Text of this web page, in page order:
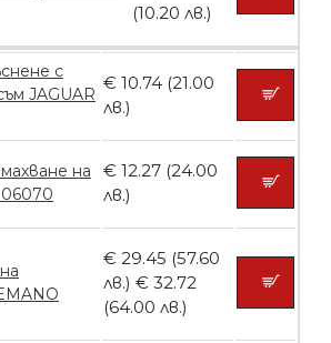
Пила тип ренде
Пила тип ренде 2в1
(10.20 лв.)
€ 10.74 (21.00
лв.)
€ 12.27 (24.00
лв.)
€ 29.45 (57.60
лв.) € 32.72
(64.00 лв.)